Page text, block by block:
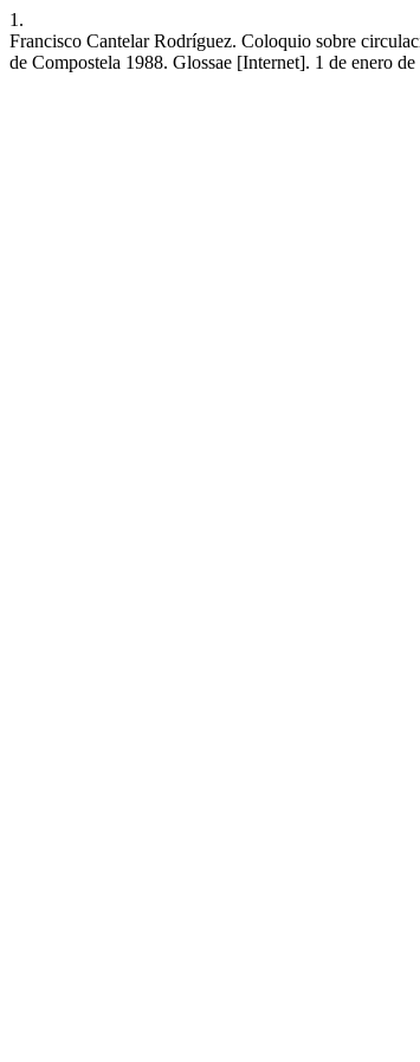
1.
Francisco Cantelar Rodríguez. Coloquio sobre
de Compostela 1988. Glossae [Internet]. 1 de enero